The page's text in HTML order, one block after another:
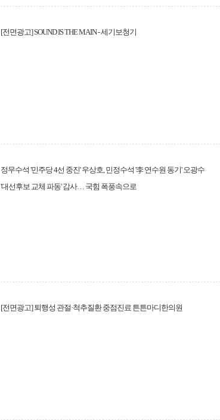
[전면광고] SOUND IS THE MAIN - 세기보청기
정무수석 '민주당 4선 중진' 우상호, 민정수석 '李 연수원 동기' 오광수
'대선후보 교체 파동' 감사… 국힘 폭풍속으로
[전면광고] 퇴행성 관절·척추질환 중점진료 튼튼마디한의원